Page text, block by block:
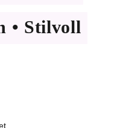
• Stilvoll